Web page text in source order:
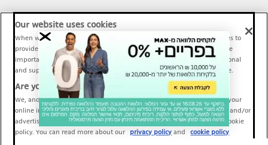
Our website uses cookies
When we provide Maariv, TMI and Sport1 content online, we use cookies to
provide social media features and to analyze our traffic. These tools are
important and necessary for our website functionality. Others are optional
and support Maariv, TMI and Sport1 activity and your online experience.
Are you happy to accept cookies?
We, and our partners, use information about your use of our site and your
online interactions to improve our services and to personalize content and/or
advertising for you. You can read more about our privacy policy and cookie
policy. You can read more about our
privacy policy and cookie policy